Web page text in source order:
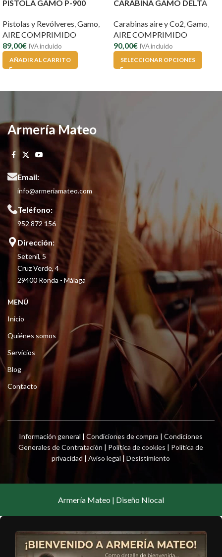
PISTOLA GAMO P-900
Pistolas y Revólveres Gamo
AIRE COMPRIMIDO
89,00€ IVA incluido
AÑADIR AL CARRITO
CARABINA GAMO DELTA
Carabinas aire y Co2 Gamo
AIRE COMPRIMIDO
90,00€ IVA incluido
SELECCIONAR OPCIONES
Armería Mateo
Email:
info@armeriamateo.com
Teléfono:
952 872 156
Dirección:
Setenil, 5
Cruz Verde, 4
29400 Ronda - Málaga
MENÚ
Inicio
Quiénes somos
Servicios
Blog
Contacto
Información general |Condiciones de compra |Condiciones
Generales de Contratación | Política de cookies | Política de
privacidad |Aviso legal |Desistimiento
Armería Mateo | Diseño Nlocal